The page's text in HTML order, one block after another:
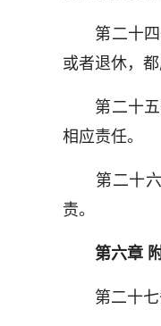
第二十四条
或者退休，
第二十五条
相应责任。
第二十六
责。
第六章 附
第二十七条